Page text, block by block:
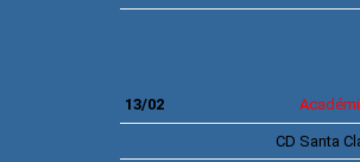
13/02
CD Santa